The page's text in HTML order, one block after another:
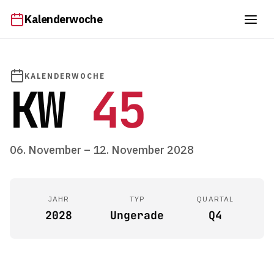
Kalenderwoche
KALENDERWOCHE
KW 45
06. November – 12. November 2028
JAHR
2028
TYP
Ungerade
QUARTAL
Q4